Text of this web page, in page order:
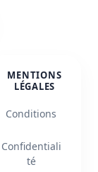
MENTIONS
LÉGALES
Conditions
Confidentiali
té